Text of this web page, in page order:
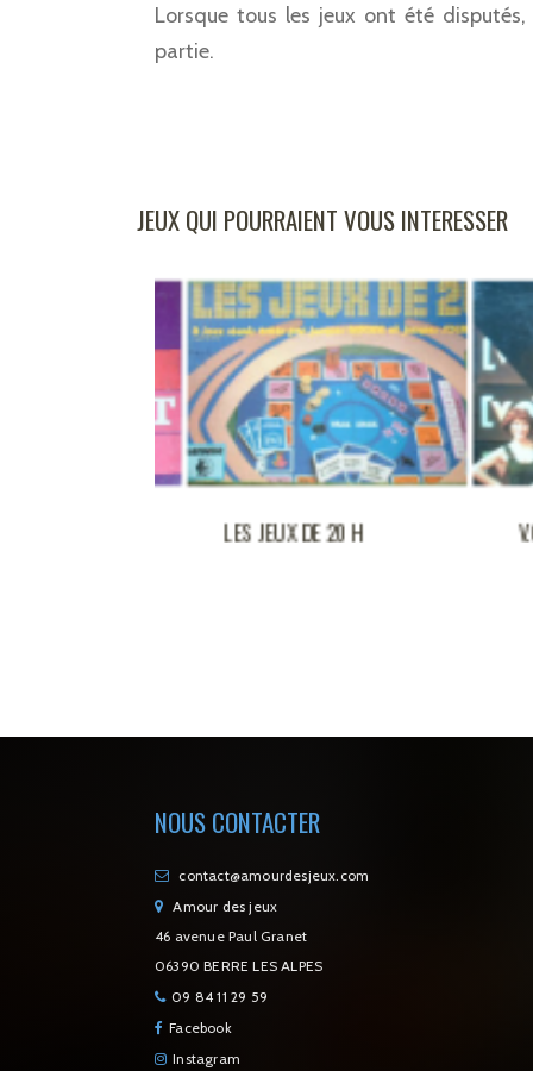
Lorsque tous les jeux ont été
partie.
JEUX QUI POURRAIENT VOUS INTERESSER
V.O CHALLENGE
NOUS CONTACTER
contact@amourdesjeux.com
Amour des jeux
46 avenue Paul Granet
06390 BERRE LES ALPES
09 84 11 29 59
Facebook
Instagram